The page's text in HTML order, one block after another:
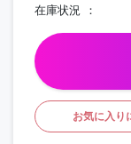
在庫状況
お気に入り